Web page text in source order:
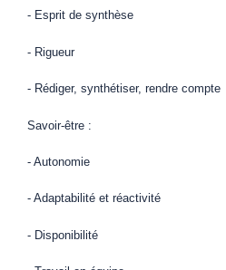
- Esprit de synthèse
- Rigueur
- Rédiger, synthétiser, rendre compte
Savoir-être :
- Autonomie
- Adaptabilité et réactivité
- Disponibilité